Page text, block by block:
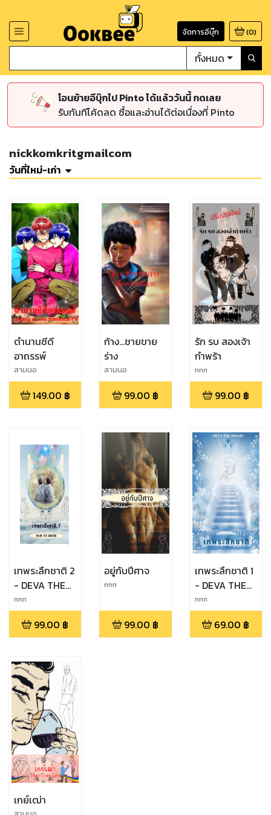
จัดการอีบุ๊ก (0)
ทั้งหมด
โอนย้ายอีบุ๊กไป Pinto ได้แล้ววันนี้ กดเลย
รับทันทีโค้ดลด ซื้อและอ่านได้ต่อเนื่องที่ Pinto
nickkomkritgmailcom
วันที่ใหม่-เก่า
ตำนานซีดี
อาถรรพ์
สามนอ
149.00 ฿
ก้าง...ชายขาย
ร่าง
สามนอ
99.00 ฿
รัก รบ สองเจ้า
กำพร้า
nnn
99.00 ฿
เทพระลึกชาติ 2
- DEVA THE
SAVOIR
nnn
99.00 ฿
อยู่กับปีศาจ
nnn
99.00 ฿
เทพระลึกชาติ 1
- DEVA THE
ORIGIN
nnn
69.00 ฿
เกย์เฒ่า